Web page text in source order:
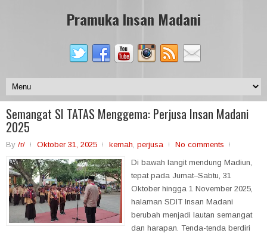
Pramuka Insan Madani
Semangat SI TATAS Menggema: Perjusa Insan Madani
2025
By /r/ Oktober 31, 2025 kemah, perjusa
No comments
Di bawah langit mendung Madiun,
tepat pada Jumat–Sabtu, 31
Oktober hingga 1 November 2025,
halaman SDIT Insan Madani
berubah menjadi lautan semangat
dan harapan. Tenda-tenda berdiri